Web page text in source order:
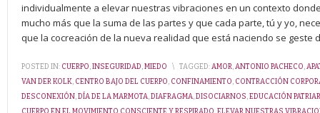
individualmente a elevar nuestras vibraciones en un contexto
mucho más que la suma de las partes y que cada parte, tú y yo,
que la cocreación de la nueva realidad que está naciendo se geste
POSTED IN: CUERPO,INSEGURIDAD,MIEDO \ TAGGED:AMOR,ANTONIO PACHECO,
VAN DER KOLK, CENTRO BAJO DEL CUERPO, CONFINAMIENTO, CONTRACCIÓN
DESCONEXIÓN,DÍA DE LA MARMOTA,DIAFRAGMA,DISOCIARNOS,EDUCACIÓN